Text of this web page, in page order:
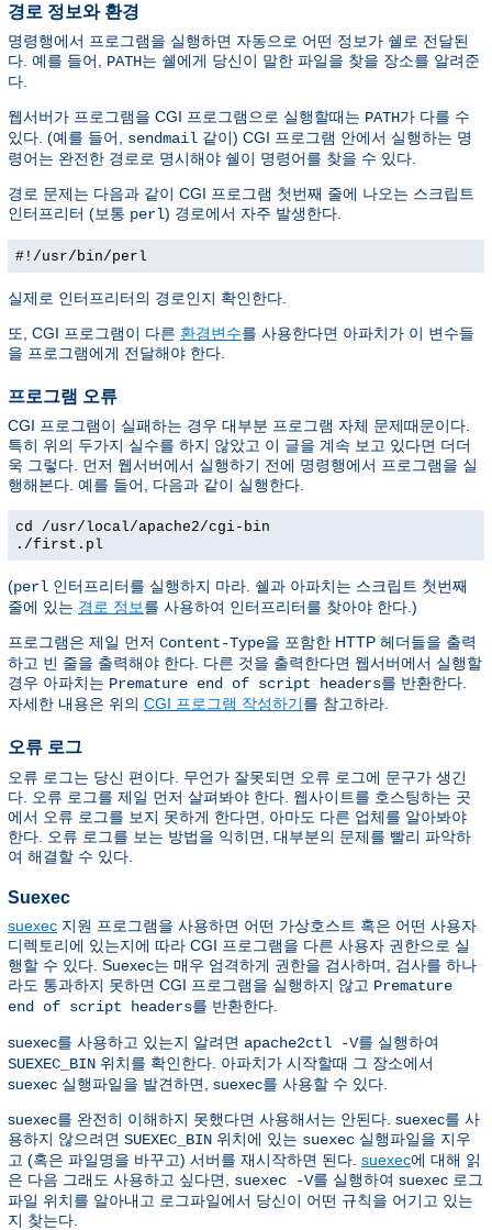
경로 정보와 환경
명령행에서 프로그램을 실행하면 자동으로 어떤 정보가 쉘로 전달된
다. 예를 들어, PATH는 쉘에게 당신이 말한 파일을 찾을 장소를 알려준
다.
웹서버가 프로그램을 CGI 프로그램으로 실행할때는 PATH가 다를 수
있다. (예를 들어, sendmail 같이) CGI 프로그램 안에서 실행하는 명
령어는 완전한 경로로 명시해야 쉘이 명령어를 찾을 수 있다.
경로 문제는 다음과 같이 CGI 프로그램 첫번째 줄에 나오는 스크립트
인터프리터 (보통 perl) 경로에서 자주 발생한다.
#!/usr/bin/perl
실제로 인터프리터의 경로인지 확인한다.
또, CGI 프로그램이 다른 환경변수를 사용한다면 아파치가 이 변수들
을 프로그램에게 전달해야 한다.
프로그램 오류
CGI 프로그램이 실패하는 경우 대부분 프로그램 자체 문제때문이다.
특히 위의 두가지 실수를 하지 않았고 이 글을 계속 보고 있다면 더더
욱 그렇다. 먼저 웹서버에서 실행하기 전에 명령행에서 프로그램을 실
행해본다. 예를 들어, 다음과 같이 실행한다.
cd /usr/local/apache2/cgi-bin
./first.pl
(perl 인터프리터를 실행하지 마라. 쉘과 아파치는 스크립트 첫번째
줄에 있는 경로 정보를 사용하여 인터프리터를 찾아야 한다.)
프로그램은 제일 먼저 Content-Type을 포함한 HTTP 헤더들을 출력
하고 빈 줄을 출력해야 한다. 다른 것을 출력한다면 웹서버에서 실행할
경우 아파치는 Premature end of script headers를 반환한다.
자세한 내용은 위의 CGI 프로그램 작성하기를 참고하라.
오류 로그
오류 로그는 당신 편이다. 무언가 잘못되면 오류 로그에 문구가 생긴
다. 오류 로그를 제일 먼저 살펴봐야 한다. 웹사이트를 호스팅하는 곳
에서 오류 로그를 보지 못하게 한다면, 아마도 다른 업체를 알아봐야
한다. 오류 로그를 보는 방법을 익히면, 대부분의 문제를 빨리 파악하
여 해결할 수 있다.
Suexec
suexec 지원 프로그램을 사용하면 어떤 가상호스트 혹은 어떤 사용자
디렉토리에 있는지에 따라 CGI 프로그램을 다른 사용자 권한으로 실
행할 수 있다. Suexec는 매우 엄격하게 권한을 검사하며, 검사를 하나
라도 통과하지 못하면 CGI 프로그램을 실행하지 않고 Premature
end of script headers를 반환한다.
suexec를 사용하고 있는지 알려면 apache2ctl -V를 실행하여
SUEXEC_BIN 위치를 확인한다. 아파치가 시작할때 그 장소에서
suexec 실행파일을 발견하면, suexec를 사용할 수 있다.
suexec를 완전히 이해하지 못했다면 사용해서는 안된다. suexec를 사
용하지 않으려면 SUEXEC_BIN 위치에 있는 suexec 실행파일을 지우
고 (혹은 파일명을 바꾸고) 서버를 재시작하면 된다. suexec에 대해 읽
은 다음 그래도 사용하고 싶다면, suexec -V를 실행하여 suexec 로그
파일 위치를 알아내고 로그파일에서 당신이 어떤 규칙을 어기고 있는
지 찾는다.